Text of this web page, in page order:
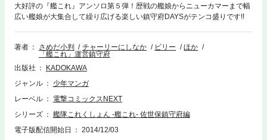
大好評の『艦これ』アンソロ第５弾！歴戦の艦娘からニューカマーまで幅
広い艦娘が大集合して繰り広げる楽しい鎮守府DAYSがテンコ盛りです!!
著者 さめだ小判 チャーリーにしなか ビリー
ほか
「艦これ」運営鎮守府
出版社
KADOKAWA
ジャンル
少年マンガ
レーベル
電撃コミックスNEXT
シリーズ
艦隊これくしょん -艦これ- 佐世保鎮守府編
電子版配信開始日
2014/12/03